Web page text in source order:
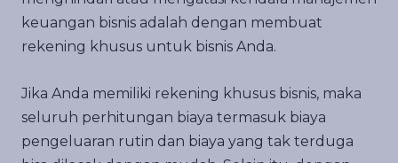
keuangan bisnis adalah dengan membuat
rekening khusus untuk bisnis Anda.
Jika Anda memiliki rekening khusus bisnis, maka
seluruh perhitungan biaya termasuk biaya
pengeluaran rutin dan biaya yang tak terduga